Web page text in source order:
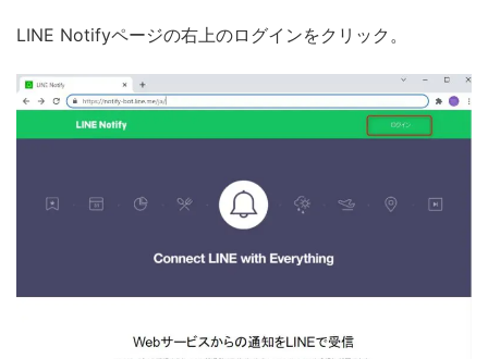
LINE Notifyページの右上のログインをクリック。